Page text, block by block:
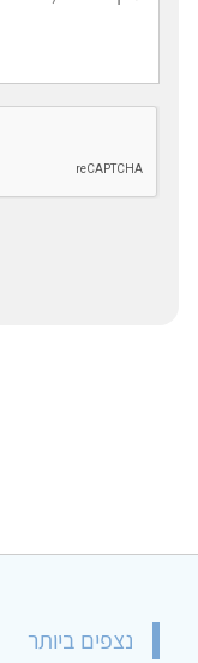
נצפים ביותר